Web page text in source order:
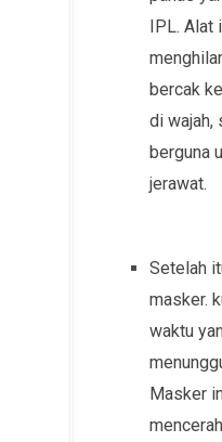
IPL. Alat
bercak
di wajah,
berguna
jerawat.
Setelah
masker.
waktu
Masker